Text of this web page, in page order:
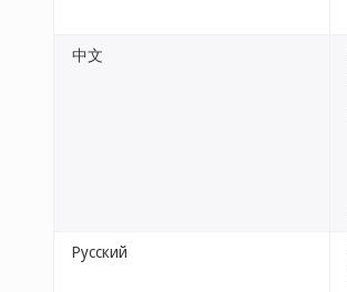
中文
Русский